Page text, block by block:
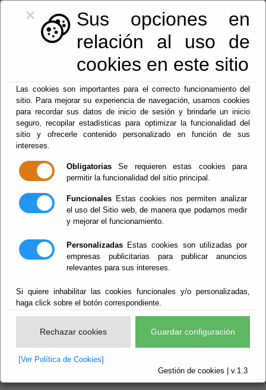
×
Sus opciones en
relación al uso de
cookies en este sitio
Las cookies son importantes para el correcto funcionamiento del
sitio. Para mejorar su experiencia de navegación, usamos cookies
para recordar sus datos de inicio de sesión y brindarle un inicio
seguro, recopilar estadísticas para optimizar la funcionalidad del
sitio y ofrecerle contenido personalizado en función de sus
intereses.
Obligatorias Se requieren estas cookies para
permitir la funcionalidad del sitio principal.
Funcionales Estas cookies nos permiten analizar
el uso del Sitio web, de manera que podamos medir
y mejorar el funcionamiento.
Personalizadas Estas cookies son utilizadas por
empresas publicitarias para publicar anuncios
relevantes para sus intereses.
Si quiere inhabilitar las cookies funcionales y/o personalizadas,
haga click sobre el botón correspondiente.
Rechazar cookies Guardar configuración
[Ver Política de Cookies]
Gestión de cookies | v.1.3
950128113 centralita@macael.es
Menu
Teléfonos
Ayuntamiento
Secretaria 950128113
950128113